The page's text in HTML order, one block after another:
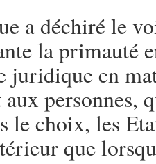
a déchiré le
la primauté
juridique en
personnes,
le choix, les
que